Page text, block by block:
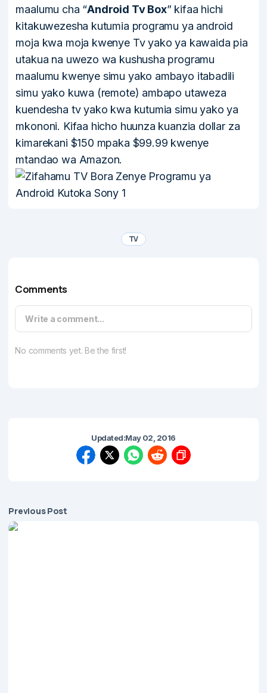
maalumu cha “Android Tv Box” kifaa hichi
kitakuwezesha kutumia programu ya android
moja kwa moja kwenye Tv yako ya kawaida pia
utakua na uwezo wa kushusha programu
maalumu kwenye simu yako ambayo itabadili
simu yako kuwa (remote) ambapo utaweza
kuendesha tv yako kwa kutumia simu yako ya
mkononi. Kifaa hicho huunza kuanzia dollar za
kimarekani $150 mpaka $99.99 kwenye
mtandao wa Amazon.
TV
Comments
Write a comment...
No comments yet. Be the first!
Updated:May 02, 2016
Previous Post